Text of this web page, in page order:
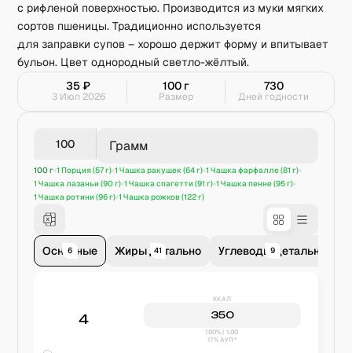
с рифленой поверхностью. Производится из муки мягких
сортов пшеницы. Традиционно используется
для заправки супов – хорошо держит форму и впитывает
бульон. Цвет однородный светло-жёлтый.
35₽
3 Июл 2026
100 г
Размер
730
Дней годности
Грамм
100 г 1 Порция (57 г) 1 Чашка ракушек (64 г) 1 Чашка фарфалле (81 г)
1 Чашка лазаньи (90 г) 1 Чашка спагетти (91 г) 1 Чашка пенне (95 г)
1 Чашка ротини (96 г) 1 Чашка рожков (122 г)
Основные
6 Жиры детально
41 Углеводы детально
9
4
ККАЛ
350
100% | 1,00
17% АУП*